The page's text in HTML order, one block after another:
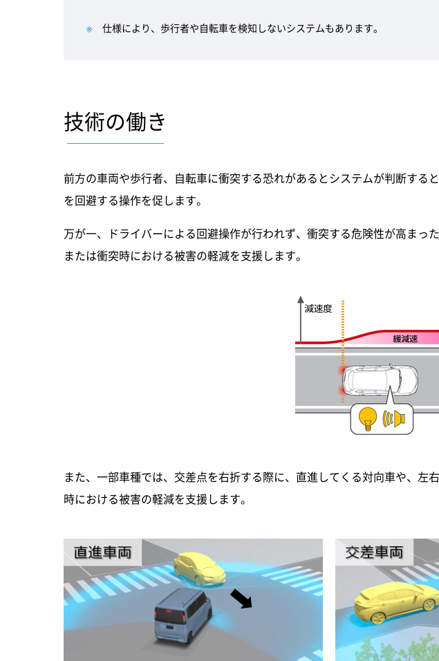
仕様により、歩行者や自転車を検知しないシステムもあります。
技術の働き
前方の車両や歩行者、自転車に衝突する恐れがあるとシステムが判断す
を回避する操作を促します。
万が一、ドライバーによる回避操作が行われず、衝突する危険性が高まっ
または衝突時における被害の軽減を支援します。
また、一部車種では、交差点を右折する際に、直進してくる対向車や、
時における被害の軽減を支援します。